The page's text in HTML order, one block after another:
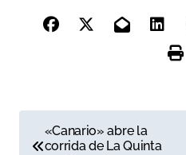
«Canario» abre la
corrida de La Quinta